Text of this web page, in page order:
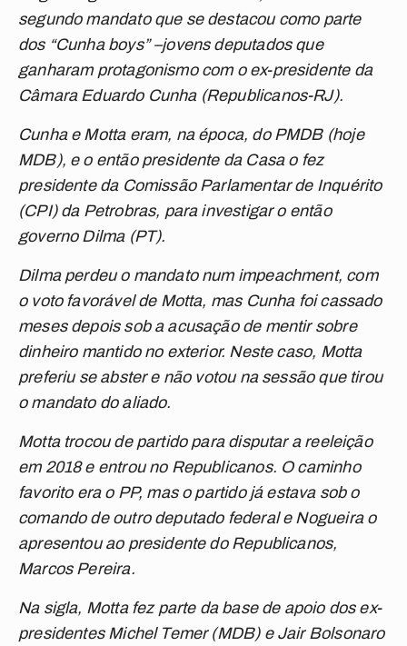
segundo mandato que se destacou como parte
dos “Cunha boys” –jovens deputados que
ganharam protagonismo com o ex-presidente da
Câmara Eduardo Cunha (Republicanos-RJ).
Cunha e Motta eram, na época, do PMDB (hoje
MDB), e o então presidente da Casa o fez
presidente da Comissão Parlamentar de Inquérito
(CPI) da Petrobras, para investigar o então
governo Dilma (PT).
Dilma perdeu o mandato num impeachment, com
o voto favorável de Motta, mas Cunha foi cassado
meses depois sob a acusação de mentir sobre
dinheiro mantido no exterior. Neste caso, Motta
preferiu se abster e não votou na sessão que tirou
o mandato do aliado.
Motta trocou de partido para disputar a reeleição
em 2018 e entrou no Republicanos. O caminho
favorito era o PP, mas o partido já estava sob o
comando de outro deputado federal e Nogueira o
apresentou ao presidente do Republicanos,
Marcos Pereira.
Na sigla, Motta fez parte da base de apoio dos ex-
presidentes Michel Temer (MDB) e Jair Bolsonaro